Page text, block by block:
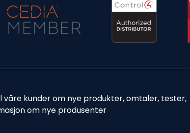
våre kunder om nye produkter, omtaler, tester,
om nye produsenter